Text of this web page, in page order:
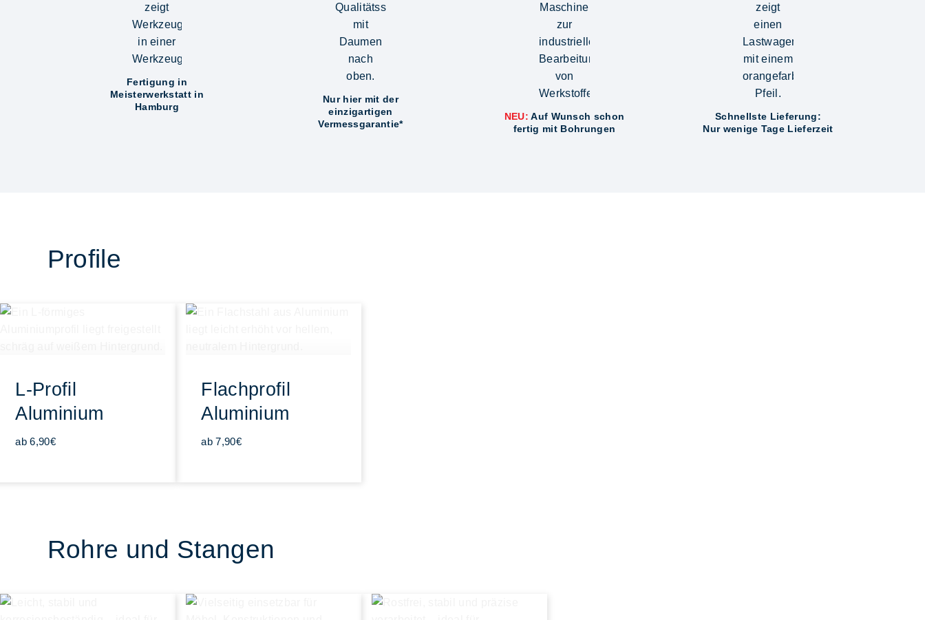
Fertigung in
Meisterwerkstatt in
Hamburg
Nur hier mit der
einzigartigen
Vermessgarantie*
NEU: Auf Wunsch schon
fertig mit Bohrungen
Schnellste Lieferung:
Nur wenige Tage Lieferzeit
Profile
L-Profil
Aluminium
ab 6,90€
Flachprofil
Aluminium
ab 7,90€
Rohre und Stangen